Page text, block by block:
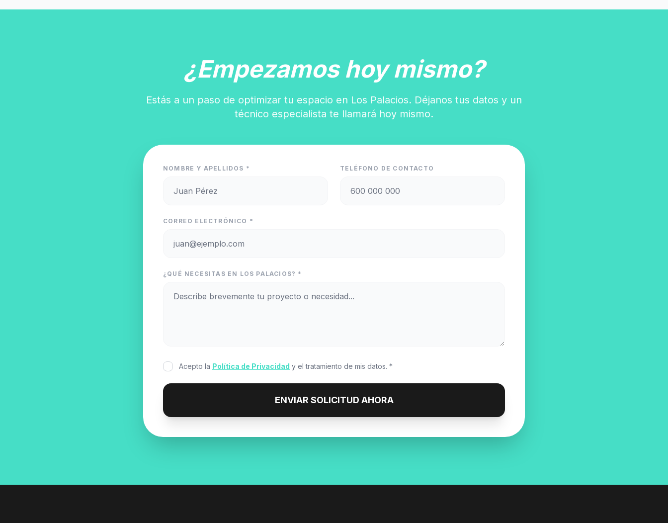
¿Empezamos hoy mismo?
Estás a un paso de optimizar tu espacio en Los Palacios. Déjanos tus datos y un
técnico especialista te llamará hoy mismo.
NOMBRE Y APELLIDOS * TELÉFONO DE CONTACTO
CORREO ELECTRÓNICO *
¿QUÉ NECESITAS EN LOS PALACIOS? *
Acepto la Política de Privacidad y el tratamiento de mis datos. *
ENVIAR SOLICITUD AHORA